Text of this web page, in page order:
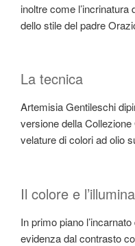
inoltre come
dello stile del padre
La tecnica
Artemisia Gentileschi
versione della
velature di colori ad olio
Il colore e
In primo piano
evidenza dal contrasto